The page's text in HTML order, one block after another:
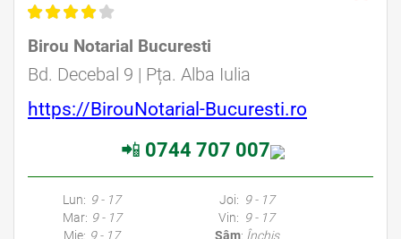
Birou Notarial Bucuresti
Bd. Decebal 9 | Pța. Alba Iulia
https://BirouNotarial-Bucuresti.ro
📲 0744 707 007
Lun: 9 - 17
Mar: 9 - 17
Mie: 9 - 17
Joi: 9 - 17
Vin: 9 - 17
Sâm: Închis